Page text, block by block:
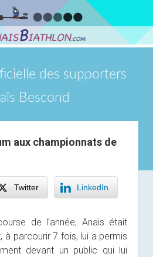
des supporters
Bescond
aux championnats de
Twitter LinkedIn
de l’année, Anaïs était
à parcourir 7 fois, lui a permis
devant un public qui lui